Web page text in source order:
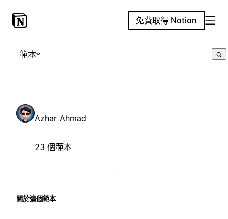
免費取得 Notion
範本
Azhar Ahmad
23 個範本
關於這個範本